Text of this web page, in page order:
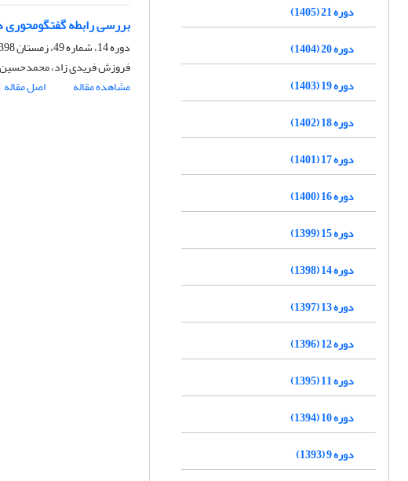
بررسی رابطه گفتگو‏محوری
دوره 14، شماره 49، زمستان 1398، صفحه
فروزش فریدی زاد،
مشاهده مقاله
اصل مقاله
دوره 21 (1405)
دوره 20 (1404)
دوره 19 (1403)
دوره 18 (1402)
دوره 17 (1401)
دوره 16 (1400)
دوره 15 (1399)
دوره 14 (1398)
دوره 13 (1397)
دوره 12 (1396)
دوره 11 (1395)
دوره 10 (1394)
دوره 9 (1393)